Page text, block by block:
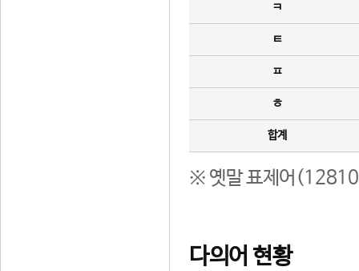
ㅋ
ㅌ
ㅍ
ㅎ
합계
※ 옛말 표제어(12810
다의어 현황